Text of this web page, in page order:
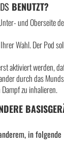
BENUTZT?
und Oberseite
Wahl. Der Pod
aktiviert werden,
durch das
zu inhalieren.
in folgende